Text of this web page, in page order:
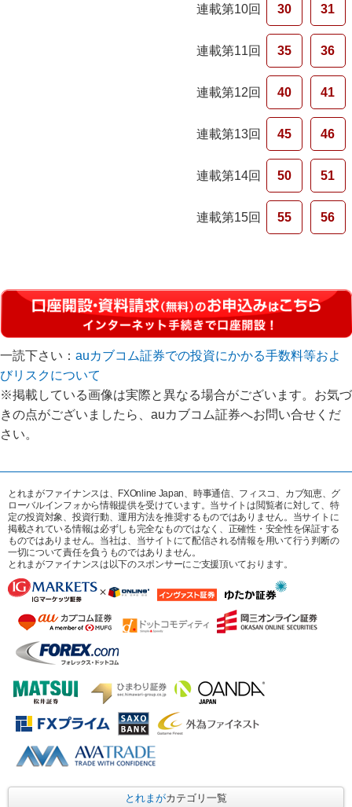
連載第10回 30 31
連載第11回 35 36
連載第12回 40 41
連載第13回 45 46
連載第14回 50 51
連載第15回 55 56
一読下さい： auカブコム証券での投資にかかる手数料等およ
びリスクについて
※掲載している画像は実際と異なる場合がございます。お気づ
きの点がございましたら、auカブコム証券へお問い合せくだ
さい。
とれまがファイナンスは、FXOnline Japan、時事通信、フィスコ、カブ知恵、グ
ローバルインフォから情報提供を受けています。当サイトは閲覧者に対して、特
定の投資対象、投資行動、運用方法を推奨するものではありません。当サイトに
掲載されている情報は必ずしも完全なものではなく、正確性・安全性を保証する
ものではありません。当社は、当サイトにて配信される情報を用いて行う判断の
一切について責任を負うものではありません。
とれまがファイナンスは以下のスポンサーにご支援頂いております。
とれまがカテゴリ一覧